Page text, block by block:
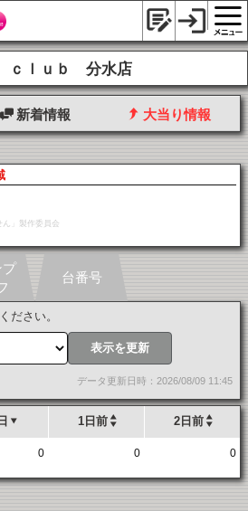
ｃｌｕｂ 分水店
新着情報 大当り情報
」製作委員会
ださい。
表示を更新
データ更新日時：2026/08/09 11:45
1日前 2日前
0 0 0
プ
台番号